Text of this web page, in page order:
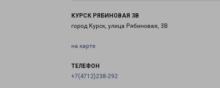
КУРСК РЯБИНОВАЯ 3В
город Курск, улица Рябиновая, 3В
на карте
ТЕЛЕФОН
+7(4712)238-292